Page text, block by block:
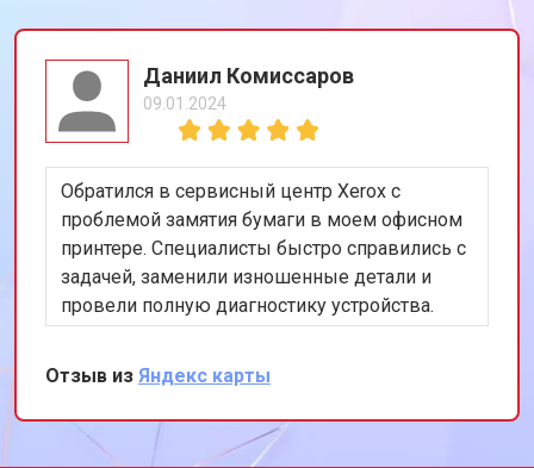
Даниил Комиссаров
09.01.2024
Обратился в сервисный центр Xerox с
проблемой замятия бумаги в моем офисном
принтере. Специалисты быстро справились с
задачей, заменили изношенные детали и
провели полную диагностику устройства.
Работа была выполнена качественно и в
срок. Очень доволен обслуживанием и
профессиональным подходом команды.
Спасибо за вашу помощь и внимание к
деталям!
Отзыв из Яндекс карты